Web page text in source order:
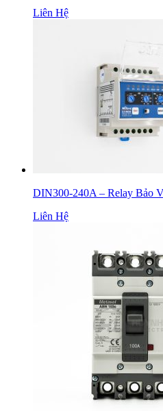
Liên Hệ
DIN300-240A – Relay Bảo
Liên Hệ